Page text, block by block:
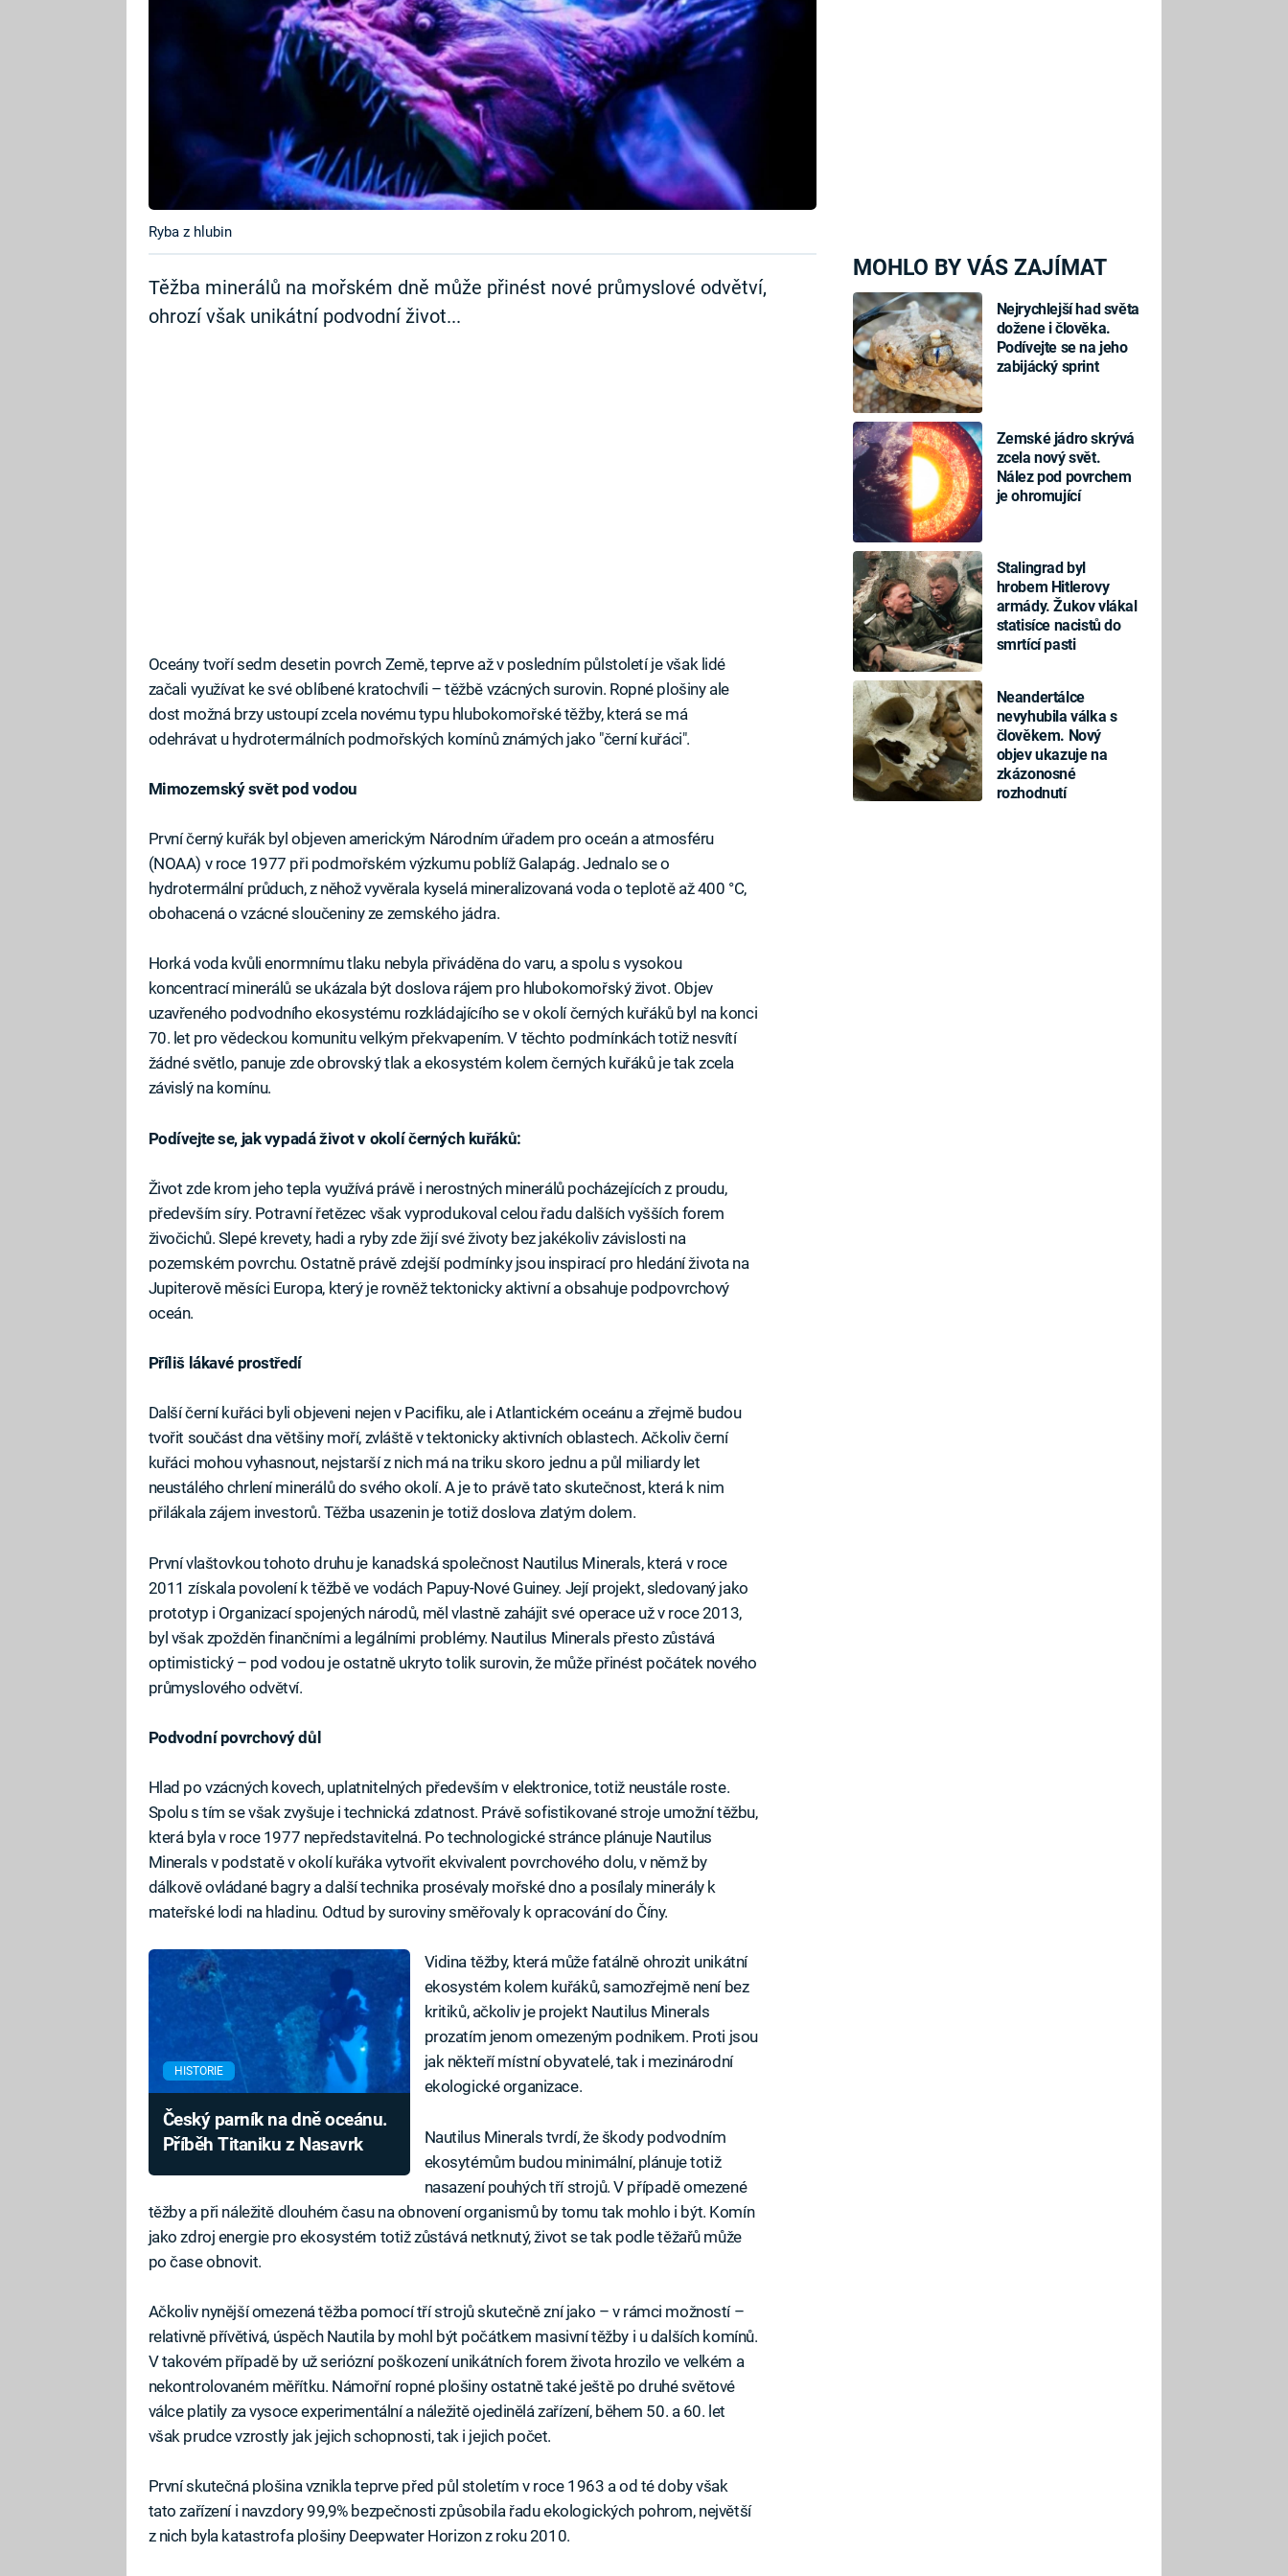
MOHLO BY VÁS ZAJÍMAT
Nejrychlejší had světa
dožene i člověka.
Podívejte se na jeho
zabijácký sprint
Zemské jádro skrývá
zcela nový svět.
Nález pod povrchem
je ohromující
Stalingrad byl
hrobem Hitlerovy
armády. Žukov vlákal
statisíce nacistů do
smrtící pasti
Neandertálce
nevyhubila válka s
člověkem. Nový
objev ukazuje na
zkázonosné
rozhodnutí
Ryba z hlubin
Těžba minerálů na mořském dně může přinést nové průmyslové odvětví,
ohrozí však unikátní podvodní život...
Oceány tvoří sedm desetin povrch Země, teprve až v posledním půlstoletí je však lidé
začali využívat ke své oblíbené kratochvíli – těžbě vzácných surovin. Ropné plošiny ale
dost možná brzy ustoupí zcela novému typu hlubokomořské těžby, která se má
odehrávat u hydrotermálních podmořských komínů známých jako "černí kuřáci".
Mimozemský svět pod vodou
První černý kuřák byl objeven americkým Národním úřadem pro oceán a atmosféru
(NOAA) v roce 1977 při podmořském výzkumu poblíž Galapág. Jednalo se o
hydrotermální průduch, z něhož vyvěrala kyselá mineralizovaná voda o teplotě až 400 °C,
obohacená o vzácné sloučeniny ze zemského jádra.
Horká voda kvůli enormnímu tlaku nebyla přiváděna do varu, a spolu s vysokou
koncentrací minerálů se ukázala být doslova rájem pro hlubokomořský život. Objev
uzavřeného podvodního ekosystému rozkládajícího se v okolí černých kuřáků byl na konci
70. let pro vědeckou komunitu velkým překvapením. V těchto podmínkách totiž nesvítí
žádné světlo, panuje zde obrovský tlak a ekosystém kolem černých kuřáků je tak zcela
závislý na komínu.
Podívejte se, jak vypadá život v okolí černých kuřáků:
Život zde krom jeho tepla využívá právě i nerostných minerálů pocházejících z proudu,
především síry. Potravní řetězec však vyprodukoval celou řadu dalších vyšších forem
živočichů. Slepé krevety, hadi a ryby zde žijí své životy bez jakékoliv závislosti na
pozemském povrchu. Ostatně právě zdejší podmínky jsou inspirací pro hledání života na
Jupiterově měsíci Europa, který je rovněž tektonicky aktivní a obsahuje podpovrchový
oceán.
Příliš lákavé prostředí
Další černí kuřáci byli objeveni nejen v Pacifiku, ale i Atlantickém oceánu a zřejmě budou
tvořit součást dna většiny moří, zvláště v tektonicky aktivních oblastech. Ačkoliv černí
kuřáci mohou vyhasnout, nejstarší z nich má na triku skoro jednu a půl miliardy let
neustálého chrlení minerálů do svého okolí. A je to právě tato skutečnost, která k nim
přilákala zájem investorů. Těžba usazenin je totiž doslova zlatým dolem.
První vlaštovkou tohoto druhu je kanadská společnost Nautilus Minerals, která v roce
2011 získala povolení k těžbě ve vodách Papuy-Nové Guiney. Její projekt, sledovaný jako
prototyp i Organizací spojených národů, měl vlastně zahájit své operace už v roce 2013,
byl však zpožděn finančními a legálními problémy. Nautilus Minerals přesto zůstává
optimistický – pod vodou je ostatně ukryto tolik surovin, že může přinést počátek nového
průmyslového odvětví.
Podvodní povrchový důl
Hlad po vzácných kovech, uplatnitelných především v elektronice, totiž neustále roste.
Spolu s tím se však zvyšuje i technická zdatnost. Právě sofistikované stroje umožní těžbu,
která byla v roce 1977 nepředstavitelná. Po technologické stránce plánuje Nautilus
Minerals v podstatě v okolí kuřáka vytvořit ekvivalent povrchového dolu, v němž by
dálkově ovládané bagry a další technika prosévaly mořské dno a posílaly minerály k
mateřské lodi na hladinu. Odtud by suroviny směřovaly k opracování do Číny.
HISTORIE
Český parník na dně oceánu.
Příběh Titaniku z Nasavrk
Vidina těžby, která může fatálně ohrozit unikátní
ekosystém kolem kuřáků, samozřejmě není bez
kritiků, ačkoliv je projekt Nautilus Minerals
prozatím jenom omezeným podnikem. Proti jsou
jak někteří místní obyvatelé, tak i mezinárodní
ekologické organizace.
Nautilus Minerals tvrdí, že škody podvodním
ekosytémům budou minimální, plánuje totiž
nasazení pouhých tří strojů. V případě omezené
těžby a při náležitě dlouhém času na obnovení organismů by tomu tak mohlo i být. Komín
jako zdroj energie pro ekosystém totiž zůstává netknutý, život se tak podle těžařů může
po čase obnovit.
Ačkoliv nynější omezená těžba pomocí tří strojů skutečně zní jako – v rámci možností –
relativně přívětivá, úspěch Nautila by mohl být počátkem masivní těžby i u dalších komínů.
V takovém případě by už seriózní poškození unikátních forem života hrozilo ve velkém a
nekontrolovaném měřítku. Námořní ropné plošiny ostatně také ještě po druhé světové
válce platily za vysoce experimentální a náležitě ojedinělá zařízení, během 50. a 60. let
však prudce vzrostly jak jejich schopnosti, tak i jejich počet.
První skutečná plošina vznikla teprve před půl stoletím v roce 1963 a od té doby však
tato zařízení i navzdory 99,9% bezpečnosti způsobila řadu ekologických pohrom, největší
z nich byla katastrofa plošiny Deepwater Horizon z roku 2010.